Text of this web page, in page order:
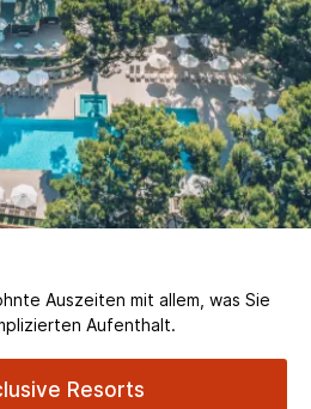
Auszeiten mit allem, was Sie
Aufenthalt.
Resorts